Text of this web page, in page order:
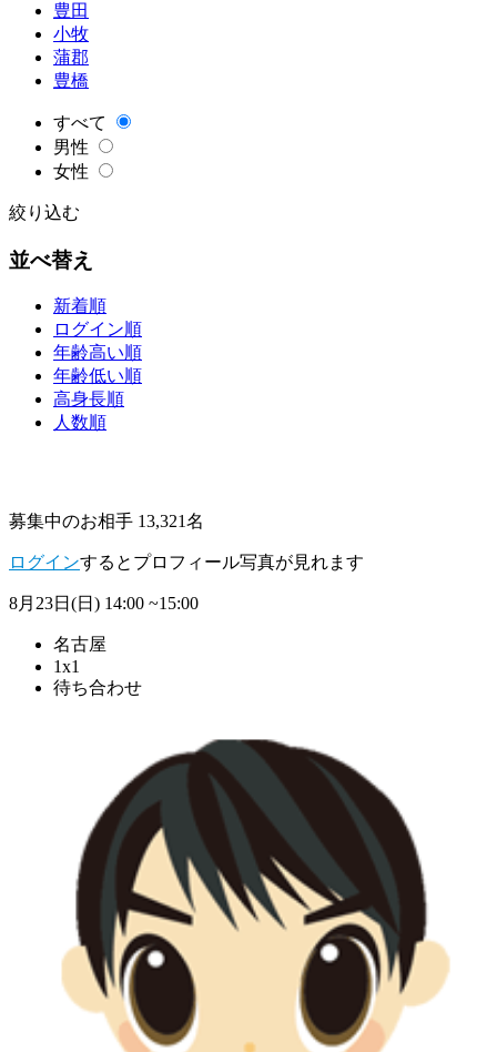
豊田
小牧
蒲郡
豊橋
すべて
男性
女性
絞り込む
並べ替え
新着順
ログイン順
年齢高い順
年齢低い順
高身長順
人数順
募集中のお相手 13,321名
ログインするとプロフィール写真が見れます
8月23日(日) 14:00 ~15:00
名古屋
1x1
待ち合わせ